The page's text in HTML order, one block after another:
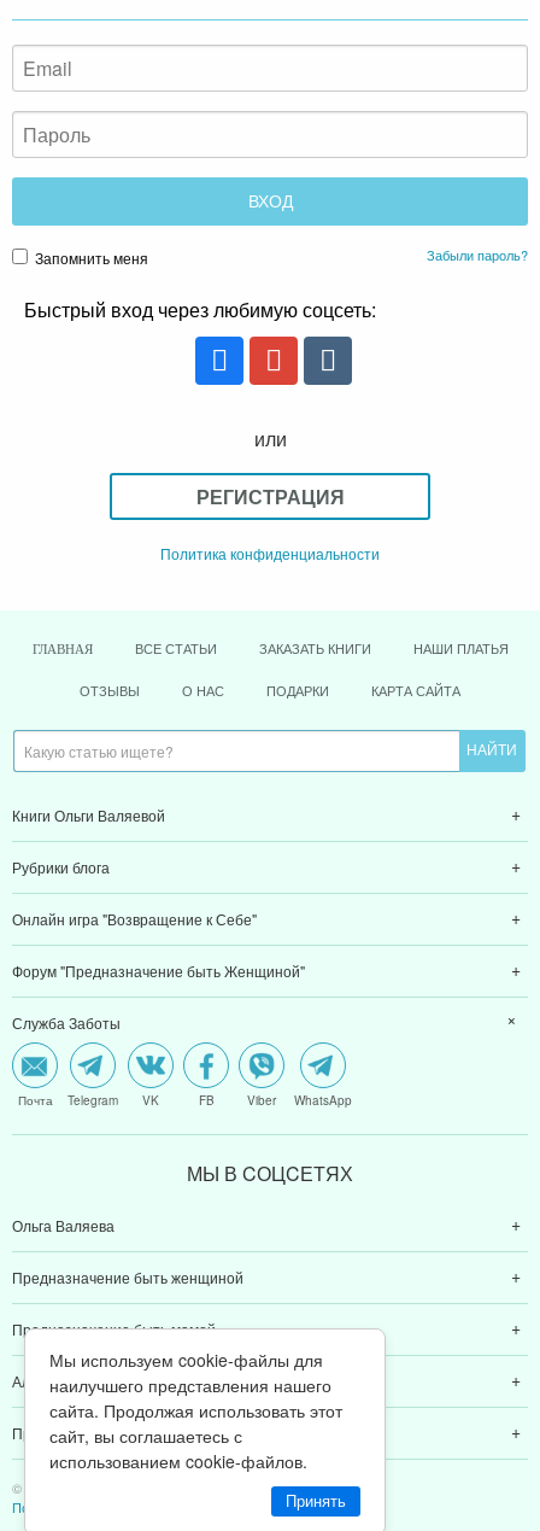
Запомнить меня Забыли пароль?
Быстрый вход через любимую соцсеть:
или
РЕГИСТРАЦИЯ
Политика конфиденциальности
ГЛАВНАЯ ВСЕ СТАТЬИ ЗАКАЗАТЬ КНИГИ НАШИ ПЛАТЬЯ
ОТЗЫВЫ О НАС ПОДАРКИ КАРТА САЙТА
Книги Ольги Валяевой
Рубрики блога
Онлайн игра "Возвращение к Себе"
Форум "Предназначение быть Женщиной"
Служба Заботы
Почта Telegram VK FB Viber WhatsApp
МЫ В CОЦCЕТЯХ
Ольга Валяева
Предназначение быть женщиной
Предназначение быть мамой
Алексей Валяев
Предназначение быть папой
© 2011-2026 Предназначение быть Женщиной
Политика конфиденциальности
Мы используем cookie-файлы для
наилучшего представления нашего
сайта. Продолжая использовать этот
сайт, вы соглашаетесь с
использованием cookie-файлов.
Принять